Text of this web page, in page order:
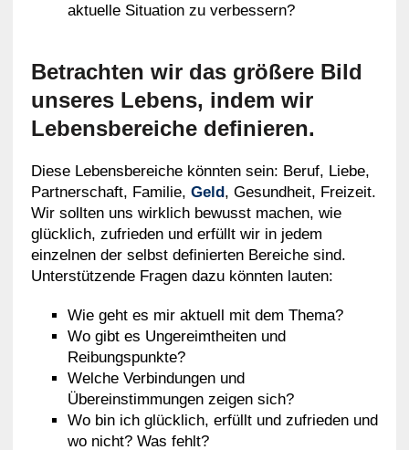
aktuelle Situation zu verbessern?
Betrachten wir das größere Bild
unseres Lebens, indem wir
Lebensbereiche definieren.
Diese Lebensbereiche könnten sein: Beruf, Liebe,
Partnerschaft, Familie, Geld, Gesundheit, Freizeit.
Wir sollten uns wirklich bewusst machen, wie
glücklich, zufrieden und erfüllt wir in jedem
einzelnen der selbst definierten Bereiche sind.
Unterstützende Fragen dazu könnten lauten:
Wie geht es mir aktuell mit dem Thema?
Wo gibt es Ungereimtheiten und
Reibungspunkte?
Welche Verbindungen und
Übereinstimmungen zeigen sich?
Wo bin ich glücklich, erfüllt und zufrieden und
wo nicht? Was fehlt?